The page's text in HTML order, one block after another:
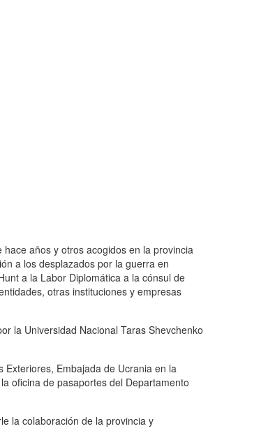
años y otros acogidos en la provincia
a los desplazados por la guerra en
a la Labor Diplomática a la cónsul de
otras instituciones y empresas
la Universidad Nacional Taras Shevchenko
Embajada de Ucrania en la
oficina de pasaportes del Departamento
la colaboración de la provincia y